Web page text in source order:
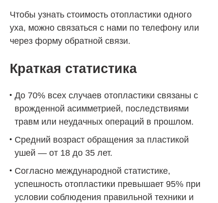
Чтобы узнать стоимость отопластики одного
уха, можно связаться с нами по телефону или
через форму обратной связи.
Краткая статистика
До 70% всех случаев отопластики связаны с
врожденной асимметрией, последствиями
травм или неудачных операций в прошлом.
Средний возраст обращения за пластикой
ушей — от 18 до 35 лет.
Согласно международной статистике,
успешность отопластики превышает 95% при
условии соблюдения правильной техники и